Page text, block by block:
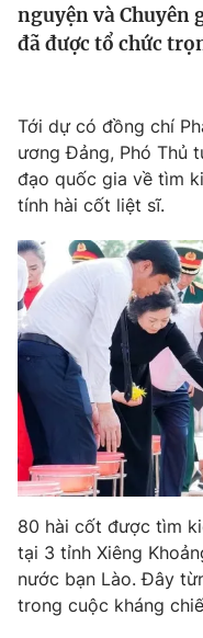
Thế giới
Thế giới đó đây
Câu chuyện quốc tế
Tài chính
Thị trường
Góc doanh nghiệp
Dữ liệu và đời sống
Phim VTV
Hậu trường
Nhân vật
Khán giả
Giải sao mai
Giải trí
Điện ảnh
Âm nhạc
Sao
Đời sống
Du lịch
Làm đẹp
Chất lượng cuộc sống
Giáo dục
Tuyển sinh
Công nghệ
Hitech Công nghệ
Sản phẩm
Thị trường
Giao lưu trực tuyến
Lịch phát sóng
nguyện và Chuyên
đã được tổ chức
Tới dự có đồng chí
ương Đảng, Phó Thủ
đạo quốc gia về tìm
tính hài cốt liệt sĩ.
80 hài cốt được tìm
tại 3 tỉnh Xiêng
nước bạn Lào. Đây
trong cuộc kháng